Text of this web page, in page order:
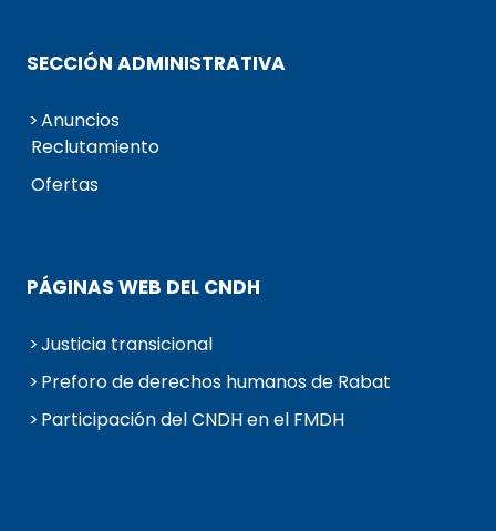
SECCIÓN ADMINISTRATIVA
Anuncios
Reclutamiento
Ofertas
PÁGINAS WEB DEL CNDH
Justicia transicional
Preforo de derechos humanos de Rabat
Participación del CNDH en el FMDH